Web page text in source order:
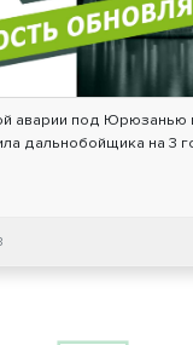
аварии под Юрюзанью
дальнобойщика на 3